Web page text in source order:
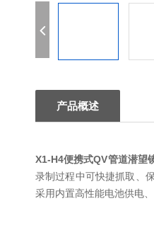
产品概述
X1-H4便携式QV管道潜望
录制过程中可快捷抓取、
采用内置高性能电池供电